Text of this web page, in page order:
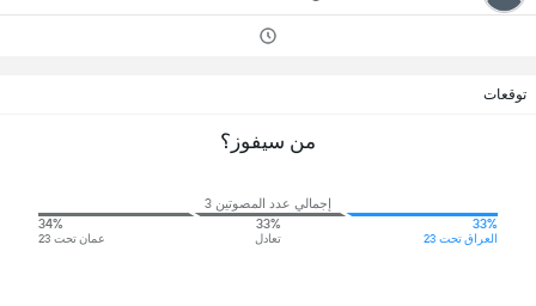
توقعات
من سيفوز؟
إجمالي عدد المصوتين 3
33%
العراق تحت 23
33%
تعادل
34%
عمان تحت 23